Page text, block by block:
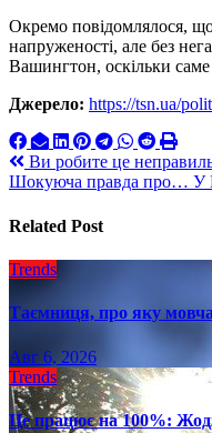
Окремо повідомлялося,
напруженості, але без
Вашингтон, оскільки
Джерело: https://tsn.ua/
Навигация
по
записям
Ви робите це
Шокуюча правда про… У
Related Post
Trends
Таємниця, про яку
Авг 6, 2026
Trends
Це працює на 100%: